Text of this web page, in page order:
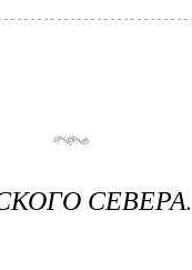
СЕВЕРА.